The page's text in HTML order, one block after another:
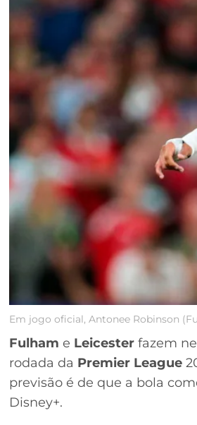
Em jogo oficial, Antonee Robinson
Fulham e Leicester fazem
rodada da Premier League
previsão é de que a bola
Disney+.